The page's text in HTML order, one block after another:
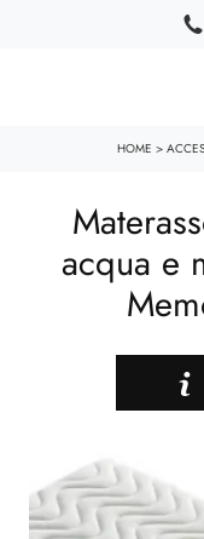
HOME >
acqua e